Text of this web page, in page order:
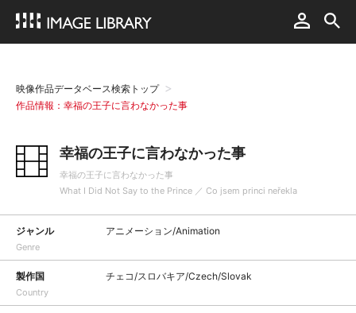
映像作品データベース検索トップ
作品情報：幸福の王子に言わなかった事
幸福の王子に言わなかった事
幸福の王子に言わなかった事
What I Did Not Say to the Prince ／ Co jsem princi neřekla
ジャンル
Genre
アニメーション/Animation
製作国
Country
チェコ/スロバキア/Czech/Slovak